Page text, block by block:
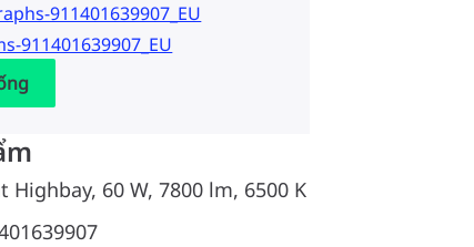
911401639907_EU
911401639907_EU
60 W, 7800 lm, 6500 K